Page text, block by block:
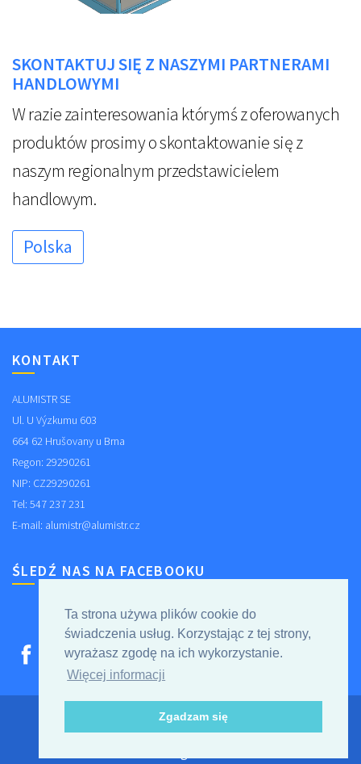
Ta strona używa plików cookie do
świadczenia usług. Korzystając z tej strony,
wyrażasz zgodę na ich wykorzystanie.
Więcej informacji
Zgadzam się
SKONTAKTUJ SIĘ Z NASZYMI PARTNERAMI
HANDLOWYMI
W razie zainteresowania którymś z oferowanych
produktów prosimy o skontaktowanie się z
naszym regionalnym przedstawicielem
handlowym.
Polska
KONTAKT
ALUMISTR SE
Ul. U Výzkumu 603
664 62 Hrušovany u Brna
Regon: 29290261
NIP: CZ29290261
Tel: 547 237 231
E-mail: alumistr@alumistr.cz
ŚLEDŹ NAS NA FACEBOOKU
Copyright © ALUMISTR SE. WSZYSTKIE PRAWA
ZASTRZEŻONE